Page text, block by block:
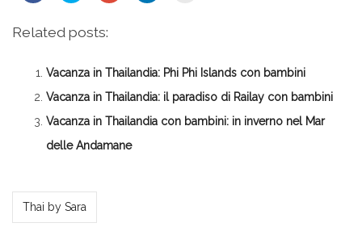
su
Facebook
in
una
finestra)
condividere
su
apre
in
nuova
finestra)
apre
in
nuova
finestra)
apre
in
nuova
finestra)
una
nuova
Related posts:
Vacanza in Thailandia: Phi Phi Islands con bambini
Vacanza in Thailandia: il paradiso di Railay con bambini
Vacanza in Thailandia con bambini: in inverno nel Mar
delle Andamane
*Sara*
Thai by Sara